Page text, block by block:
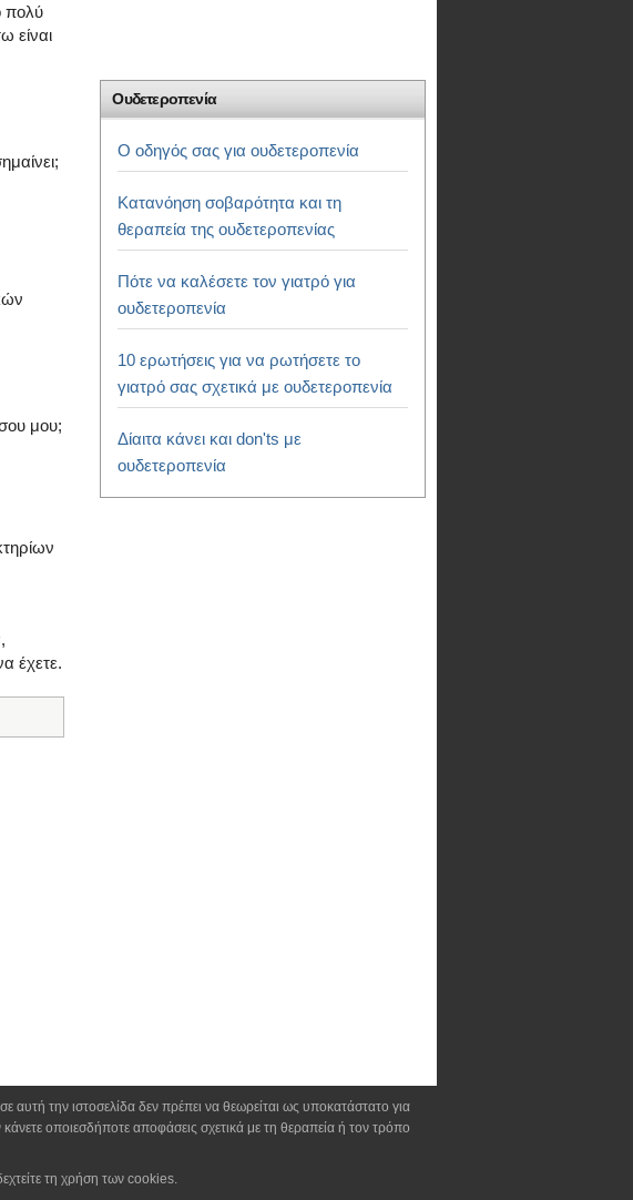
πολύ
είναι
μου;
έχετε.
Ουδετεροπενία
Ο οδηγός σας για ουδετεροπενία
Κατανόηση σοβαρότητα και τη
θεραπεία της ουδετεροπενίας
Πότε να καλέσετε τον γιατρό για
ουδετεροπενία
10 ερωτήσεις για να ρωτήσετε το
γιατρό σας σχετικά με ουδετεροπενία
Δίαιτα κάνει και don'ts με
ουδετεροπενία
αυτή την ιστοσελίδα δεν πρέπει να θεωρείται ως υποκατάστατο για
οποιεσδήποτε αποφάσεις σχετικά με τη θεραπεία ή τον τρόπο
τη χρήση των cookies.